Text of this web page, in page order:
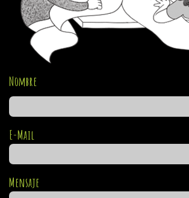
Nombre
E-Mail
Mensaje